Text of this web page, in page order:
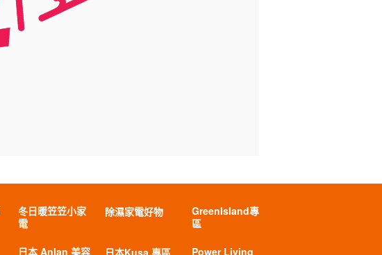
冬日暖笠笠小家
電
除濕家電好物
GreenIsland專
區
日本 Anlan 美容 日本Kusa 專區 Power Living